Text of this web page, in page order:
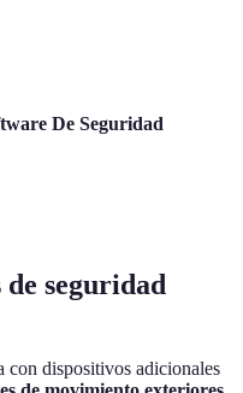
De Seguridad
seguridad
con dispositivos adicionales